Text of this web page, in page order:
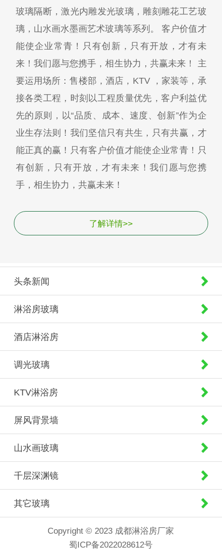
玻璃隔断，激光内雕发光玻璃，雕刻雕花工艺玻
璃，山水画水墨画艺术玻璃等系列。 客户价值才
能使企业常青！只有创新，只有开放，才有未
来！我们愿与您携手，相生协力，共赢未来！ 主
要运用场所：售楼部，酒店，KTV ，家装等，承
接各类工程，时刻以工程质量优先，客户利益优
先的原则，以“品质、成本、速度、创新”作为企
业生存法则！我们坚信只有共生，只有共赢，才
能正真的赢！只有客户价值才能使企业常青！只
有创新，只有开放，才有未来！我们愿与您携
手，相生协力，共赢未来！
了解详情>>
头条新闻
淋浴房玻璃
酒店淋浴房
调光玻璃
KTV淋浴房
屏风背景墙
山水画玻璃
千层深渊镜
其它玻璃
Copyright © 2023 成都淋浴房厂家
蜀ICP备2022028612号